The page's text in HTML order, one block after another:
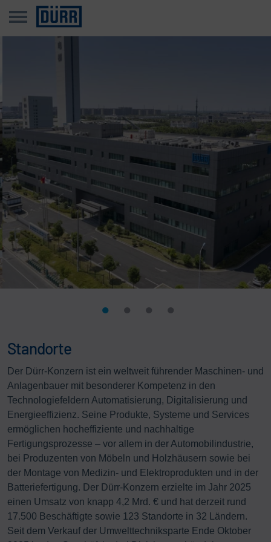
Standorte
Der Dürr-Konzern ist ein weltweit führender Maschinen- und
Anlagenbauer mit besonderer Kompetenz in den
Technologiefeldern Automatisierung, Digitalisierung und
Energieeffizienz. Seine Produkte, Systeme und Services
ermöglichen hocheffiziente und nachhaltige
Fertigungsprozesse – vor allem in der Automobilindustrie,
bei Produzenten von Möbeln und Holzhäusern sowie bei
der Montage von Medizin- und Elektroprodukten und in der
Batteriefertigung. Der Dürr-Konzern erzielte im Jahr 2025
einen Umsatz von knapp 4,2 Mrd. € und hat derzeit rund
17.500 Beschäftigte sowie 123 Standorte in 32 Ländern.
Seit dem Verkauf der Umwelttechniksparte Ende Oktober